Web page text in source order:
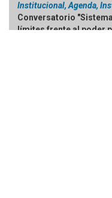
Institucional, Agenda,
Conversatorio
límites frente al poder